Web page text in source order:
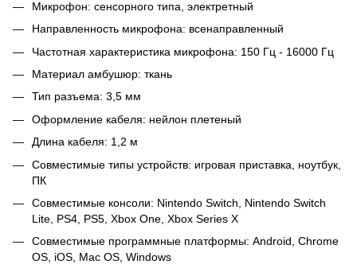
Микрофон: сенсорного типа, электретный
Направленность микрофона: всенаправленный
Частотная характеристика микрофона: 150 Гц - 16000 Гц
Материал амбушюр: ткань
Тип разъема: 3,5 мм
Оформление кабеля: нейлон плетеный
Длина кабеля: 1,2 м
Совместимые типы устройств: игровая приставка, ноутбук,
ПК
Совместимые консоли: Nintendo Switch, Nintendo Switch
Lite, PS4, PS5, Xbox One, Xbox Series X
Совместимые программные платформы: Android, Chrome
OS, iOS, Mac OS, Windows